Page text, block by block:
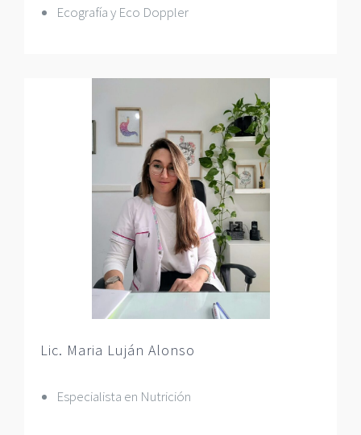
Ecografía y Eco Doppler
Lic. Maria Luján Alonso
Especialista en Nutrición